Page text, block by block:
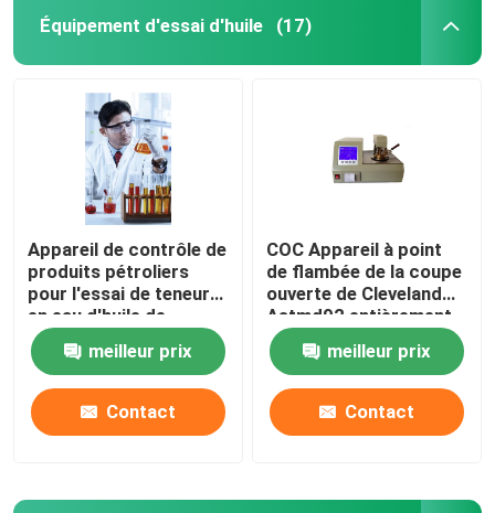
Équipement d'essai d'huile (17)
Appareil de contrôle de
produits pétroliers
pour l'essai de teneur
en eau d'huile de
transformateur
meilleur prix
Contact
COC Appareil à point
de flambée de la coupe
ouverte de Cleveland
Astmd92 entièrement
automatique
meilleur prix
Contact